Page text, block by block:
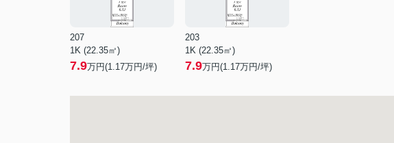
207
1K (22.35㎡)
7.9万円(1.17万円/坪)
203
1K (22.35㎡)
7.9万円(1.17万円/坪)